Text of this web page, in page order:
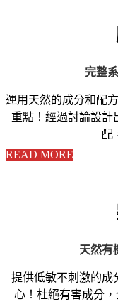
完整
運用天然的成分和配
重點！經過討論設計
配
READ MORE
天然有
提供低敏不刺激的成
心！杜絕有害成分